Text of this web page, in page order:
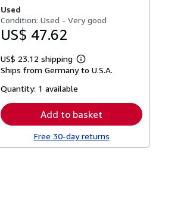
Used
Condition: Used - Very good
US$ 47.62
US$ 23.12 shipping
Learn
more
Ships from Germany to U.S.A.
Quantity: 1 available
Add to basket
Free 30-day returns